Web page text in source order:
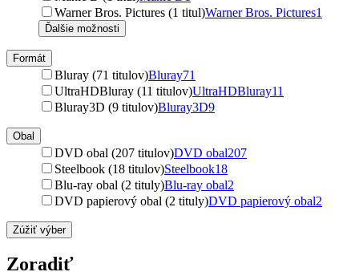
Warner Bros. Pictures (1 titul)Warner Bros. Pictures1
Ďalšie možnosti
Formát
Bluray (71 titulov)Bluray71
UltraHDBluray (11 titulov)UltraHDBluray11
Bluray3D (9 titulov)Bluray3D9
Obal
DVD obal (207 titulov)DVD obal207
Steelbook (18 titulov)Steelbook18
Blu-ray obal (2 tituly)Blu-ray obal2
DVD papierový obal (2 tituly)DVD papierový obal2
Zúžiť výber
Zoradiť